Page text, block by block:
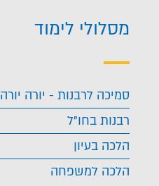
מסלולי לימוד
סמיכה לרבנות - יורה יורה
רבנות בחו"ל
הלכה בעיון
הלכה למשפחה